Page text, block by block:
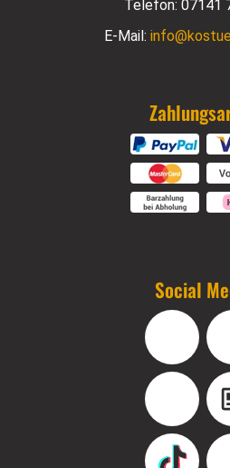
Telefon: 07141
E-Mail:
Social
Facebook
YouTube